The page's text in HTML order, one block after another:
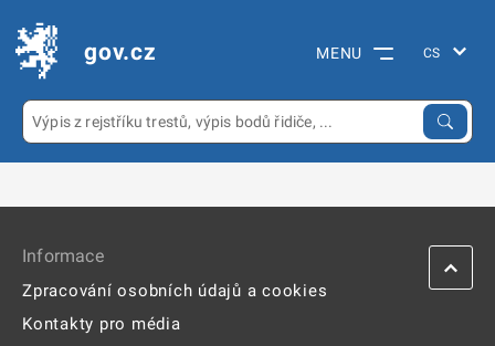
gov.cz MENU
Informace
Zpracování osobních údajů a cookies
Kontakty pro média